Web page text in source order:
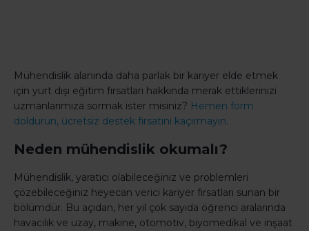
Mühendislik alanında daha parlak bir kariyer elde etmek
için yurt dışı eğitim fırsatları hakkında merak ettiklerinizi
uzmanlarımıza sormak ister misiniz? Hemen form
doldurun, ücretsiz destek fırsatını kaçırmayın.
Neden mühendislik okumalı?
Mühendislik, yaratıcı olabileceğiniz ve problemleri
çözebileceğiniz heyecan verici kariyer fırsatları sunan bir
bölümdür. Bu açıdan, her yıl çok sayıda öğrenci aralarında
havacılık ve uzay, makine, otomotiv, biyomedikal ve inşaat